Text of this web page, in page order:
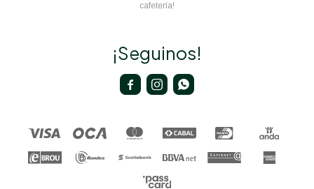
cafetería!
¡Seguinos!
  